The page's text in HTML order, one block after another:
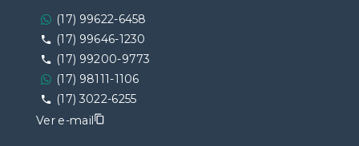
(17) 99622-6458
(17) 99646-1230
(17) 99200-9773
(17) 98111-1106
(17) 3022-6255
Ver e-mail